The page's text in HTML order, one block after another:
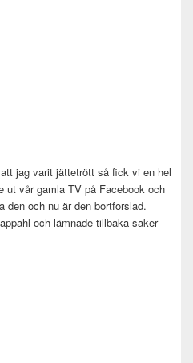
jag varit jättetrött så fick vi en hel
ut vår gamla TV på Facebook och
den och nu är den bortforslad.
och lämnade tillbaka saker
var det en bra dag